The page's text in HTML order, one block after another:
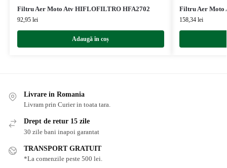
Filtru Aer Moto Atv HIFLOFILTRO HFA2702
92,95 lei
Adaugă în coș
Filtru Aer Moto
158,34 lei
Livrare in Romania
Livram prin Curier in toata tara.
Drept de retur 15 zile
30 zile bani inapoi garantat
TRANSPORT GRATUIT
*La comenzile peste 500 lei.